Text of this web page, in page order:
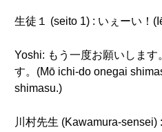
生徒１ (seito 1) : いぇーい！
Yoshi: もう一度お願いします
す。(Mō ichi-do onegai
shimasu.)
川村先生 (Kawamura-sensei)